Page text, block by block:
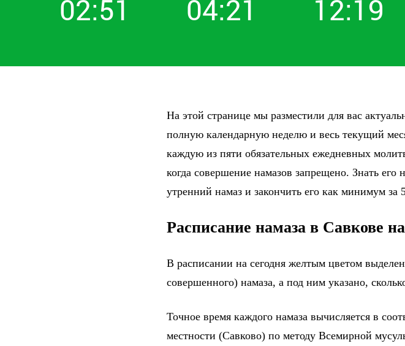
02:51 04:21 12:19
На этой странице мы разместили для вас
полную календарную неделю и весь текущий
каждую из пяти обязательных ежедневных
когда совершение намазов запрещено. Знать его
утренний намаз и закончить его как минимум
Расписание намаза в Савкове
В расписании на сегодня желтым цветом
совершенного) намаза, а под ним указано,
Точное время каждого намаза вычисляется в
местности (Савково) по методу Всемирной